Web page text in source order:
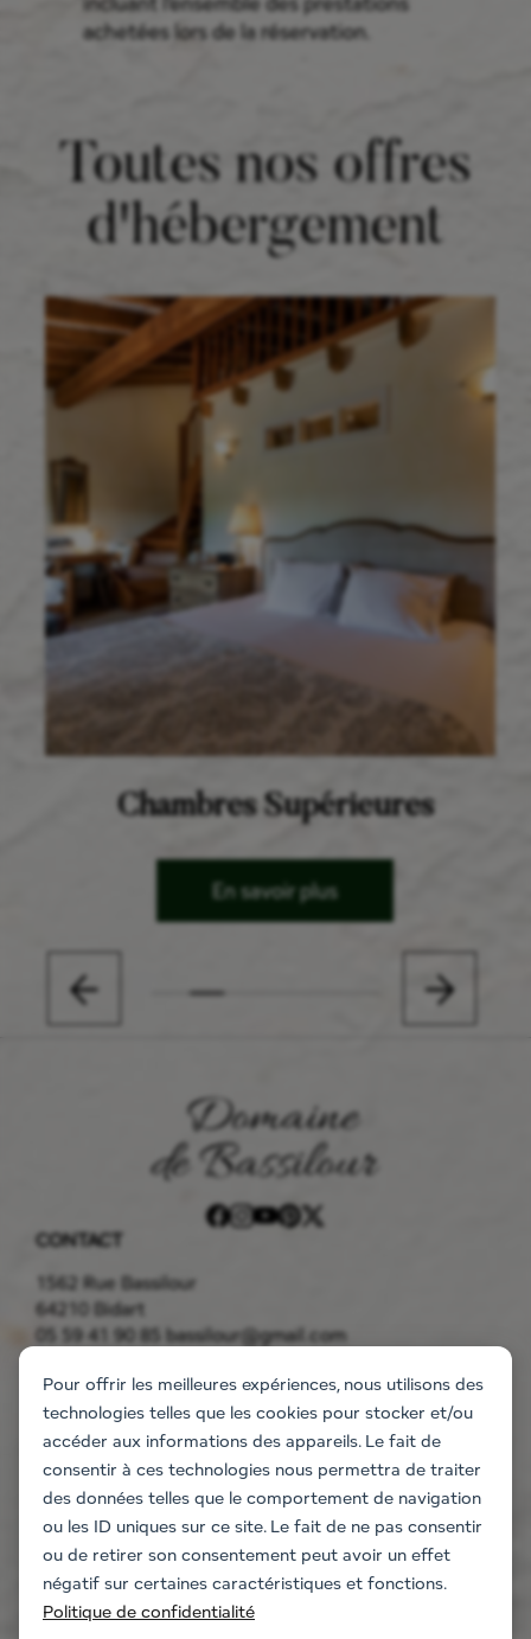
Pour offrir les meilleures expériences, nous utilisons des
technologies telles que les cookies pour stocker et/ou
accéder aux informations des appareils. Le fait de
consentir à ces technologies nous permettra de traiter
des données telles que le comportement de navigation
ou les ID uniques sur ce site. Le fait de ne pas consentir
ou de retirer son consentement peut avoir un effet
négatif sur certaines caractéristiques et fonctions.
Politique de confidentialité
achetées lors de la réservation.
Toutes nos offres
d'hébergement
Chambres Supérieures
En savoir plus
CONTACT
1562 Rue Bassilour
64210 Bidart
05 59 41 90 85 bassilour@gmail.com
Réserver une chambre
Les Apparts Hôtel
L’Annexe de l’hôtel
Contactez-nous
ÉVÈNEMENT
Mariages et événements
Séminaires d’entreprises
Activités Team Building